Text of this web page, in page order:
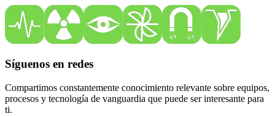
Síguenos en redes
Compartimos constantemente conocimiento relevante sobre equipos,
procesos y tecnología de vanguardia que puede ser interesante para
ti.